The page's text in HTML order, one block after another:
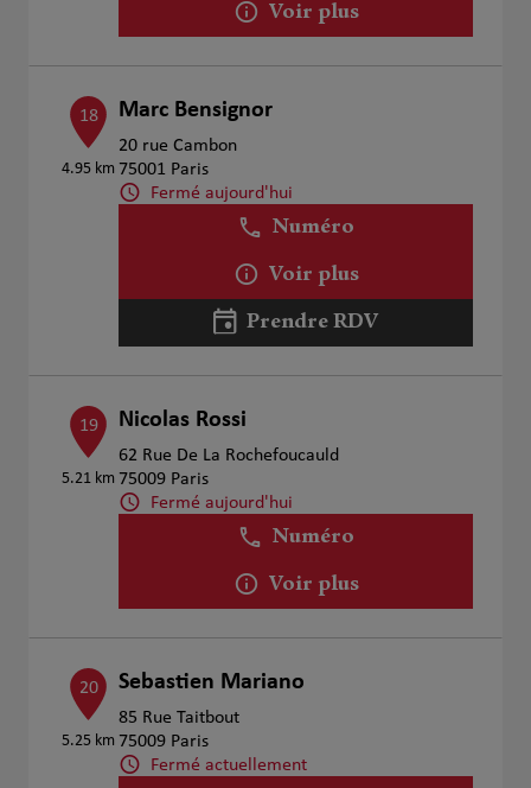
Voir plus
18
4.95 km
Marc Bensignor
20 rue Cambon
75001 Paris
Fermé aujourd'hui
Numéro
Voir plus
Prendre RDV
19
5.21 km
Nicolas Rossi
62 Rue De La Rochefoucauld
75009 Paris
Fermé aujourd'hui
Numéro
Voir plus
20
5.25 km
Sebastien Mariano
85 Rue Taitbout
75009 Paris
Fermé actuellement